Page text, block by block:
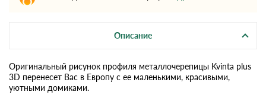
Описание
Оригинальный рисунок профиля металлочерепицы Kvinta plus
3D перенесет Вас в Европу с ее маленькими, красивыми,
уютными домиками.